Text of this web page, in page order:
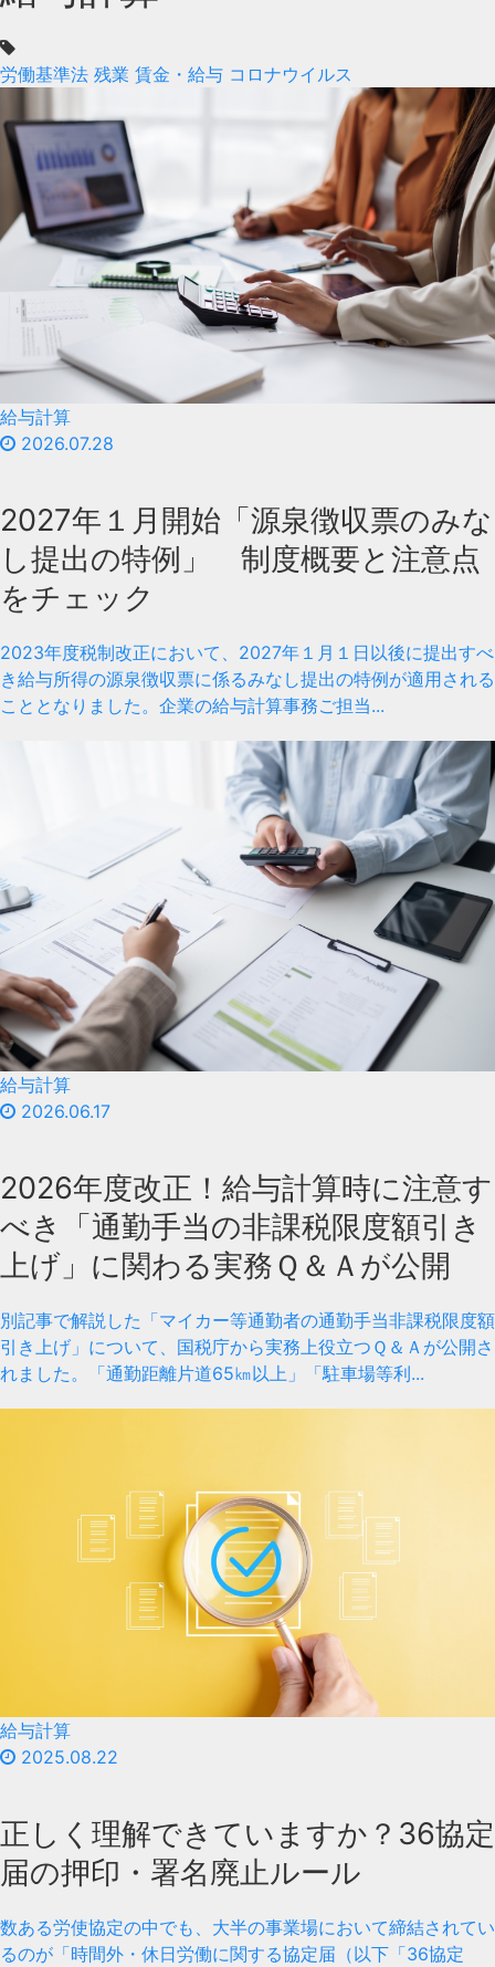
労働基準法 残業 賃金・給与 コロナウイルス
給与計算
2026.07.28
2027年１月開始「源泉徴収票のみな
し提出の特例」 制度概要と注意点
をチェック
2023年度税制改正において、2027年１月１日以後に提出すべ
き給与所得の源泉徴収票に係るみなし提出の特例が適用される
こととなりました。企業の給与計算事務ご担当...
給与計算
2026.06.17
2026年度改正！給与計算時に注意す
べき「通勤手当の非課税限度額引き
上げ」に関わる実務Ｑ＆Ａが公開
別記事で解説した「マイカー等通勤者の通勤手当非課税限度額
引き上げ」について、国税庁から実務上役立つＱ＆Ａが公開さ
れました。「通勤距離片道65㎞以上」「駐車場等利...
給与計算
2025.08.22
正しく理解できていますか？36協定
届の押印・署名廃止ルール
数ある労使協定の中でも、大半の事業場において締結されてい
るのが「時間外・休日労働に関する協定届（以下「36協定